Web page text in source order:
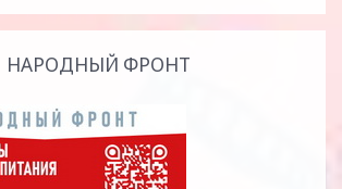
НАРОДНЫЙ ФРОНТ